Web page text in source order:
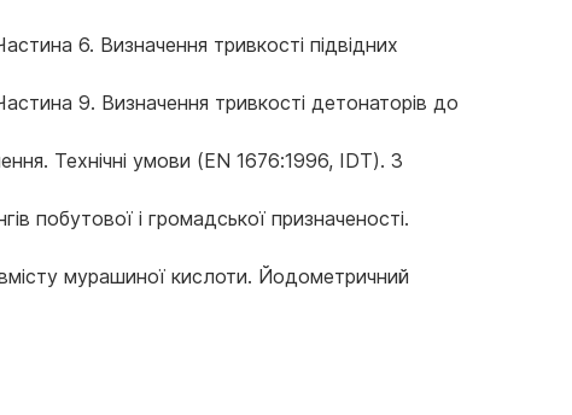
6. Визначення тривкості підвідних
9. Визначення тривкості детонаторів до
Технічні умови (EN 1676:1996, IDT). З
побутової і громадської призначеності.
мурашиної кислоти. Йодометричний